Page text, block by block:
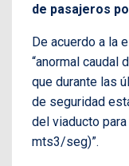
de pasajeros
De acuerdo a la
“anormal caudal
que durante las
de seguridad
del viaducto
mts3/seg)”.